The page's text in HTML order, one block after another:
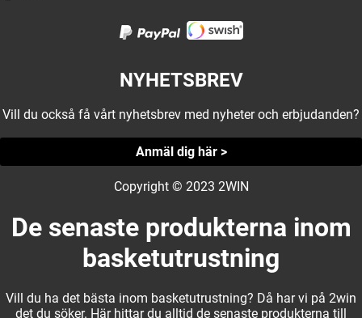
NYHETSBREV
Vill du också få vårt nyhetsbrev med nyheter och erbjudanden?
Anmäl dig här >
Copyright © 2023 2WIN
De senaste produkterna inom
basketutrustning
Vill du ha det bästa inom basketutrustning? Då har vi på 2win
det du söker. Här hittar du alltid de senaste produkterna till